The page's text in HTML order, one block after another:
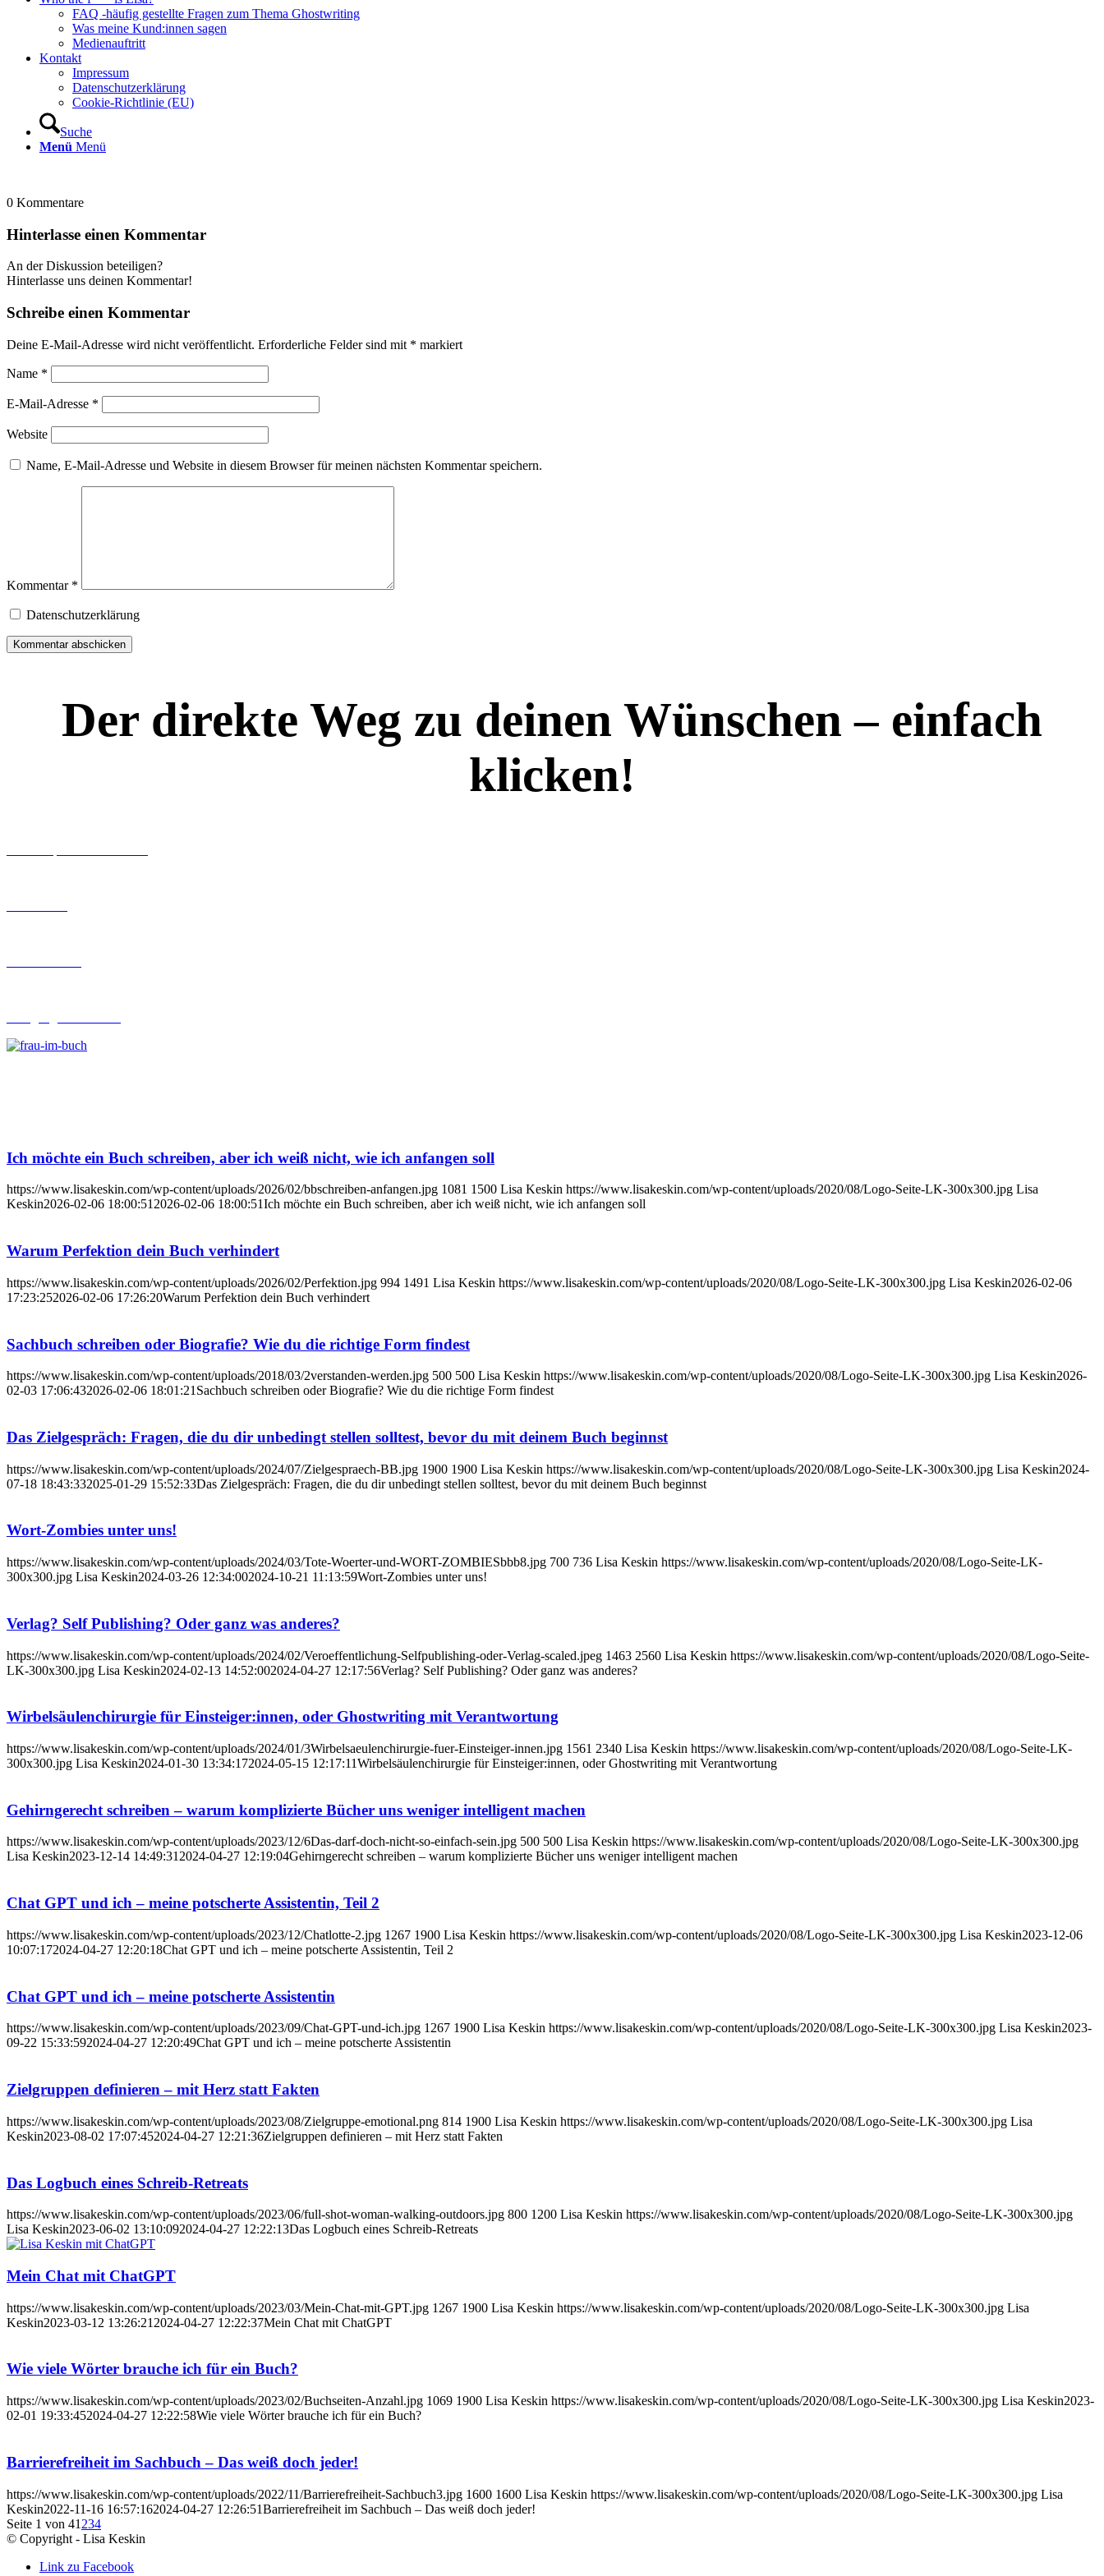
FAQ -häufig gestellte Fragen zum Thema Ghostwriting
Was meine Kund:innen sagen
Medienauftritt
Kontakt
Impressum
Datenschutzerklärung
Cookie-Richtlinie (EU)
Suche
Menü Menü
0 Kommentare
Hinterlasse einen Kommentar
An der Diskussion beteiligen?
Hinterlasse uns deinen Kommentar!
Schreibe einen Kommentar
Deine E-Mail-Adresse wird nicht veröffentlicht. Erforderliche Felder sind mit * markiert
Name *
E-Mail-Adresse *
Website
Name, E-Mail-Adresse und Website in diesem Browser für meinen nächsten Kommentar speichern.
Kommentar *
Datenschutzerklärung
Der direkte Weg zu deinen Wünschen – einfach
klicken!
Ich möchte ein Buch schreiben, aber ich weiß nicht, wie ich anfangen soll
https://www.lisakeskin.com/wp-content/uploads/2026/02/bbschreiben-anfangen.jpg 1081 1500 Lisa Keskin https://www.lisakeskin.com/wp-content/uploads/2020/08/Logo-Seite-LK-300x300.jpg Lisa
Keskin2026-02-06 18:00:512026-02-06 18:00:51Ich möchte ein Buch schreiben, aber ich weiß nicht, wie ich anfangen soll
Warum Perfektion dein Buch verhindert
https://www.lisakeskin.com/wp-content/uploads/2026/02/Perfektion.jpg 994 1491 Lisa Keskin https://www.lisakeskin.com/wp-content/uploads/2020/08/Logo-Seite-LK-300x300.jpg Lisa Keskin2026-02-06
17:23:252026-02-06 17:26:20Warum Perfektion dein Buch verhindert
Sachbuch schreiben oder Biografie? Wie du die richtige Form findest
https://www.lisakeskin.com/wp-content/uploads/2018/03/2verstanden-werden.jpg 500 500 Lisa Keskin https://www.lisakeskin.com/wp-content/uploads/2020/08/Logo-Seite-LK-300x300.jpg Lisa Keskin2026-
02-03 17:06:432026-02-06 18:01:21 Sachbuch schreiben oder Biografie? Wie du die richtige Form findest
Das Zielgespräch: Fragen, die du dir unbedingt stellen solltest, bevor du mit deinem Buch beginnst
https://www.lisakeskin.com/wp-content/uploads/2024/07/Zielgespraech-BB.jpg 1900 1900 Lisa Keskin https://www.lisakeskin.com/wp-content/uploads/2020/08/Logo-Seite-LK-300x300.jpg Lisa Keskin2024-
07-18 18:43:332025-01-29 15:52:33Das Zielgespräch: Fragen, die du dir unbedingt stellen solltest, bevor du mit deinem Buch beginnst
Wort-Zombies unter uns!
https://www.lisakeskin.com/wp-content/uploads/2024/03/Tote-Woerter-und-WORT-ZOMBIESbbb8.jpg 700 736 Lisa Keskin https://www.lisakeskin.com/wp-content/uploads/2020/08/Logo-Seite-LK-
300x300.jpg Lisa Keskin2024-03-26 12:34:002024-10-21 11:13:59Wort-Zombies unter uns!
Verlag? Self Publishing? Oder ganz was anderes?
https://www.lisakeskin.com/wp-content/uploads/2024/02/Veroeffentlichung-Selfpublishing-oder-Verlag-scaled.jpeg 1463 2560 Lisa Keskin https://www.lisakeskin.com/wp-content/uploads/2020/08/Logo-Seite-
LK-300x300.jpg Lisa Keskin2024-02-13 14:52:002024-04-27 12:17:56Verlag? Self Publishing? Oder ganz was anderes?
Wirbelsäulenchirurgie für Einsteiger:innen, oder Ghostwriting mit Verantwortung
https://www.lisakeskin.com/wp-content/uploads/2024/01/3Wirbelsaeulenchirurgie-fuer-Einsteiger-innen.jpg 1561 2340 Lisa Keskin https://www.lisakeskin.com/wp-content/uploads/2020/08/Logo-Seite-LK-
300x300.jpg Lisa Keskin2024-01-30 13:34:172024-05-15 12:17:11Wirbelsäulenchirurgie für Einsteiger:innen, oder Ghostwriting mit Verantwortung
Gehirngerecht schreiben – warum komplizierte Bücher uns weniger intelligent machen
https://www.lisakeskin.com/wp-content/uploads/2023/12/6Das-darf-doch-nicht-so-einfach-sein.jpg 500 500 Lisa Keskin https://www.lisakeskin.com/wp-content/uploads/2020/08/Logo-Seite-LK-300x300.jpg
Lisa Keskin2023-12-14 14:49:312024-04-27 12:19:04Gehirngerecht schreiben – warum komplizierte Bücher uns weniger intelligent machen
Chat GPT und ich – meine potscherte Assistentin, Teil 2
https://www.lisakeskin.com/wp-content/uploads/2023/12/Chatlotte-2.jpg 1267 1900 Lisa Keskin https://www.lisakeskin.com/wp-content/uploads/2020/08/Logo-Seite-LK-300x300.jpg Lisa Keskin2023-12-06
10:07:172024-04-27 12:20:18Chat GPT und ich – meine potscherte Assistentin, Teil 2
Chat GPT und ich – meine potscherte Assistentin
https://www.lisakeskin.com/wp-content/uploads/2023/09/Chat-GPT-und-ich.jpg 1267 1900 Lisa Keskin https://www.lisakeskin.com/wp-content/uploads/2020/08/Logo-Seite-LK-300x300.jpg Lisa Keskin2023-
09-22 15:33:592024-04-27 12:20:49Chat GPT und ich – meine potscherte Assistentin
Zielgruppen definieren – mit Herz statt Fakten
https://www.lisakeskin.com/wp-content/uploads/2023/08/Zielgruppe-emotional.png 814 1900 Lisa Keskin https://www.lisakeskin.com/wp-content/uploads/2020/08/Logo-Seite-LK-300x300.jpg Lisa
Keskin2023-08-02 17:07:452024-04-27 12:21:36Zielgruppen definieren – mit Herz statt Fakten
Das Logbuch eines Schreib-Retreats
https://www.lisakeskin.com/wp-content/uploads/2023/06/full-shot-woman-walking-outdoors.jpg 800 1200 Lisa Keskin https://www.lisakeskin.com/wp-content/uploads/2020/08/Logo-Seite-LK-300x300.jpg
Lisa Keskin2023-06-02 13:10:092024-04-27 12:22:13Das Logbuch eines Schreib-Retreats
Mein Chat mit ChatGPT
https://www.lisakeskin.com/wp-content/uploads/2023/03/Mein-Chat-mit-GPT.jpg 1267 1900 Lisa Keskin https://www.lisakeskin.com/wp-content/uploads/2020/08/Logo-Seite-LK-300x300.jpg Lisa
Keskin2023-03-12 13:26:21 2024-04-27 12:22:37Mein Chat mit ChatGPT
Wie viele Wörter brauche ich für ein Buch?
https://www.lisakeskin.com/wp-content/uploads/2023/02/Buchseiten-Anzahl.jpg 1069 1900 Lisa Keskin https://www.lisakeskin.com/wp-content/uploads/2020/08/Logo-Seite-LK-300x300.jpg Lisa Keskin2023-
02-01 19:33:452024-04-27 12:22:58Wie viele Wörter brauche ich für ein Buch?
Barrierefreiheit im Sachbuch – Das weiß doch jeder!
https://www.lisakeskin.com/wp-content/uploads/2022/11/Barrierefreiheit-Sachbuch3.jpg 1600 1600 Lisa Keskin https://www.lisakeskin.com/wp-content/uploads/2020/08/Logo-Seite-LK-300x300.jpg Lisa
Keskin2022-11-16 16:57:162024-04-27 12:26:51Barrierefreiheit im Sachbuch – Das weiß doch jeder!
Seite 1 von 41 234
© Copyright - Lisa Keskin
Link zu Facebook